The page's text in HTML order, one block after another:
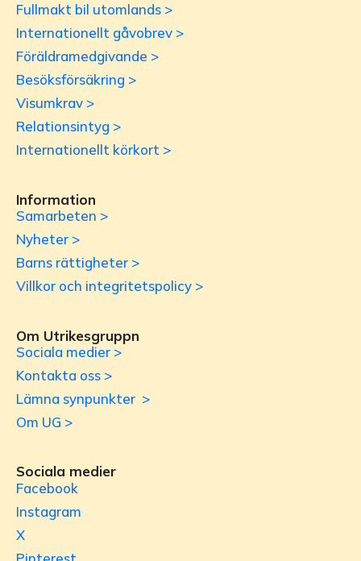
Fullmakt bil utomlands >
Internationellt gåvobrev >
Föräldramedgivande >
Besöksförsäkring >
Visumkrav >
Relationsintyg >
Internationellt körkort >
Information
Samarbeten >
Nyheter >
Barns rättigheter >
Villkor och integritetspolicy >
Om Utrikesgruppn
Sociala medier >
Kontakta oss >
Lämna synpunkter >
Om UG >
Sociala medier
Facebook
Instagram
X